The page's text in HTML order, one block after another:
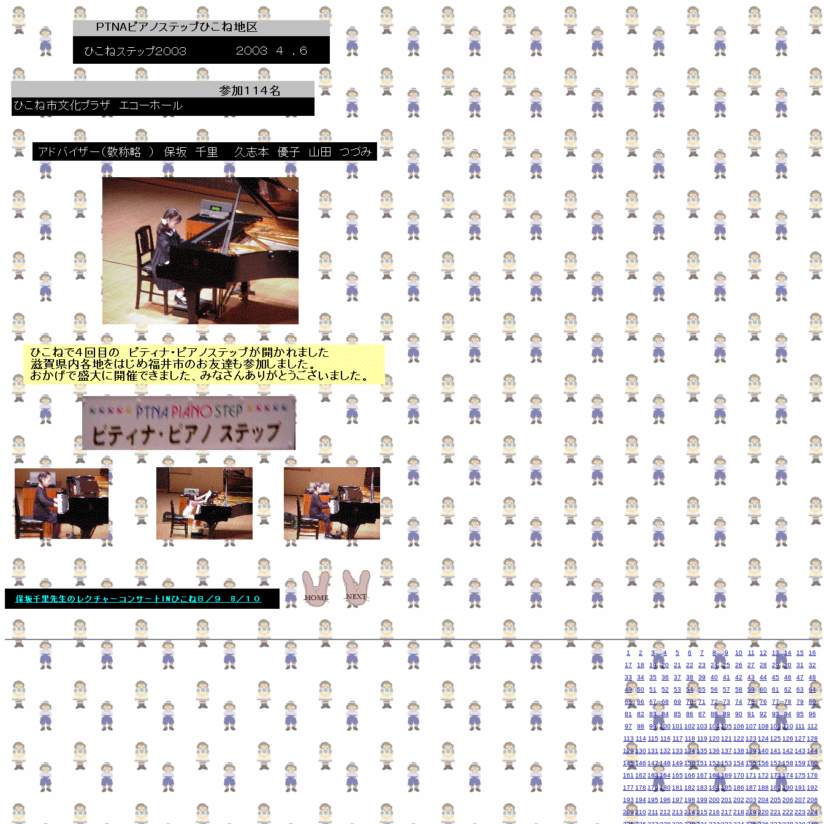
1 2 3 4 5 6 7 8 9 10 11 12 13 14 15
16
17
18 19 20 21 22 23 24 25 26 27 28 29 30 31
32
33
34 35 36 37 38 39 40 41 42 43 44 45 46 47
48
49
50 51 52 53 54 55 56 57 58 59 60 61 62 63
64
65
66 67 68 69 70 71 72 73 74 75 76 77 78 79
80
81
82 83 84 85 86 87 88 89 90 91 92 93 94 95
96
97
98 99 100 101 102 103 104105 106 107 108 109 110 111
112
113 114 115 116 117 118 119 120 121 122 123 124 125 126 127 128
129130 131 132 133 134135 136 137 138 139140 141 142 143 144
145146 147148 149 150151 152153 154 155156 157158 159 160
161 162 163164 165 166 167 168169 170 171 172 173174 175 176
177 178 179180 181 182 183 184185 186 187 188 189190 191 192
193 194 195 196 197 198 199 200201 202 203 204205206 207 208
209210 211 212 213 214215216 217 218 219220221 222 223 224